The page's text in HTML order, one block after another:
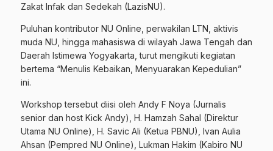
Zakat Infak dan Sedekah (LazisNU).
Puluhan kontributor NU Online, perwakilan LTN, aktivis
muda NU, hingga mahasiswa di wilayah Jawa Tengah dan
Daerah Istimewa Yogyakarta, turut mengikuti kegiatan
bertema “Menulis Kebaikan, Menyuarakan Kepedulian”
ini.
Workshop tersebut diisi oleh Andy F Noya (Jurnalis
senior dan host Kick Andy), H. Hamzah Sahal (Direktur
Utama NU Online), H. Savic Ali (Ketua PBNU), Ivan Aulia
Ahsan (Pempred NU Online), Lukman Hakim (Kabiro NU